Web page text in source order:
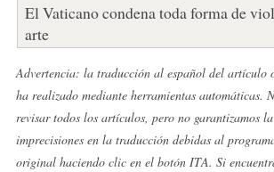
El Vaticano condena toda forma de
arte
Advertencia: la traducción al español del artículo
ha realizado mediante herramientas automáticas.
revisar todos los artículos, pero no garantizamos
imprecisiones en la traducción debidas al
original haciendo clic en el botón ITA. Si